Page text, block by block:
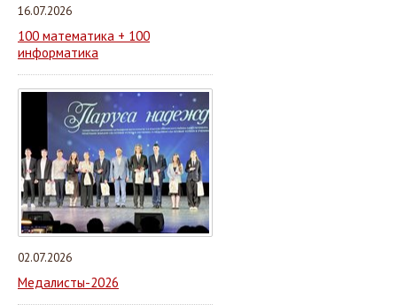
16.07.2026
100 математика + 100
информатика
02.07.2026
Медалисты-2026